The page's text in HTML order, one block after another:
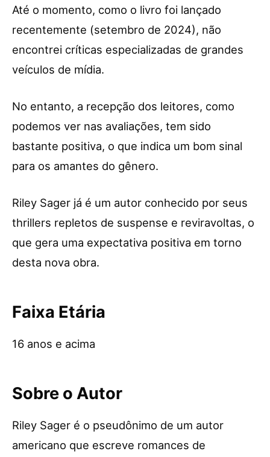
Até o momento, como o livro foi lançado
recentemente (setembro de 2024), não
encontrei críticas especializadas de grandes
veículos de mídia.
No entanto, a recepção dos leitores, como
podemos ver nas avaliações, tem sido
bastante positiva, o que indica um bom sinal
para os amantes do gênero.
Riley Sager já é um autor conhecido por seus
thrillers repletos de suspense e reviravoltas, o
que gera uma expectativa positiva em torno
desta nova obra.
Faixa Etária
16 anos e acima
Sobre o Autor
Riley Sager é o pseudônimo de um autor
americano que escreve romances de